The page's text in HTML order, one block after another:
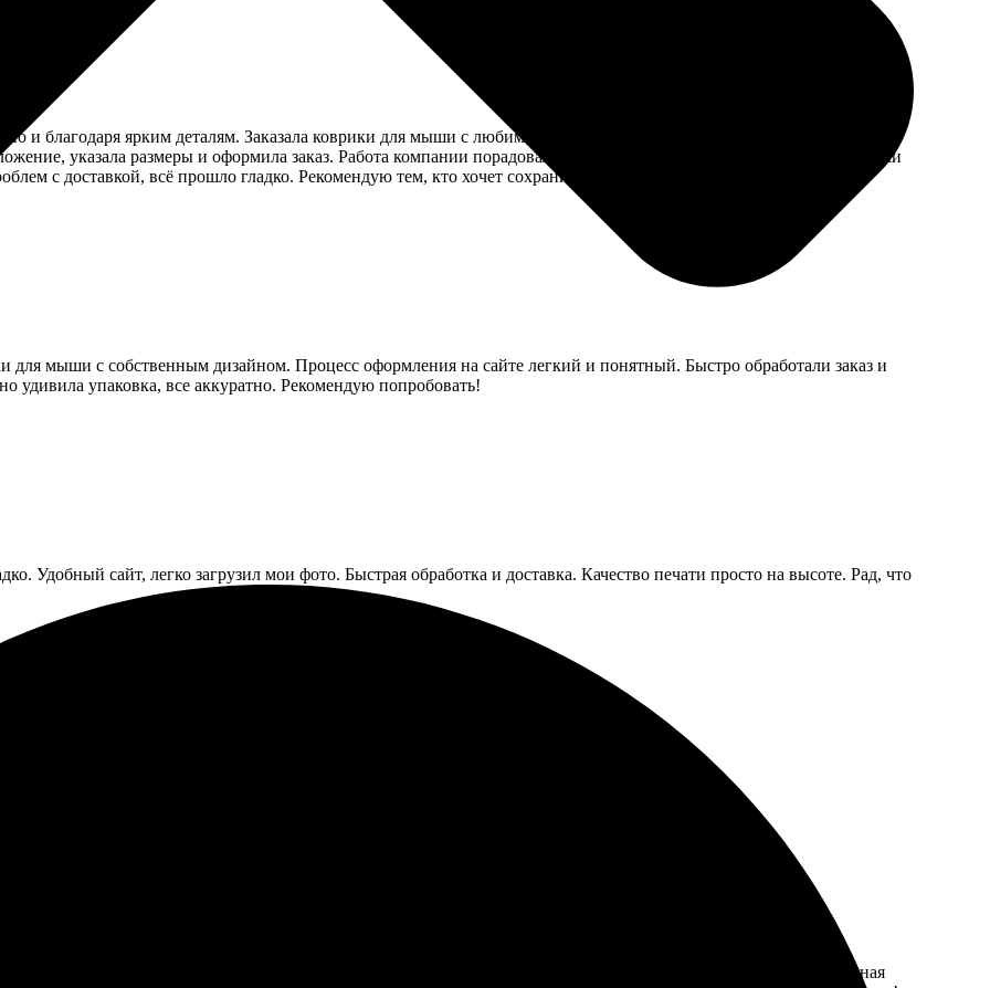
и благодаря ярким деталям. Заказала коврики для мыши с любимыми фотографиями. Порядок действий очень
указала размеры и оформила заказ. Работа компании порадовала: всё сделали быстро и качественно. Коврики
с доставкой, всё прошло гладко. Рекомендую тем, кто хочет сохранить важные моменты в удобной форме!
для мыши с собственным дизайном. Процесс оформления на сайте легкий и понятный. Быстро обработали заказ и
удивила упаковка, все аккуратно. Рекомендую попробовать!
Удобный сайт, легко загрузил мои фото. Быстрая обработка и доставка. Качество печати просто на высоте. Рад, что
для мыши, всё безупречно. Быстро, удобно, приятно работать с такими людьми!
Процесс оформления прост и понятен. Создала индивидуальный дизайн, выбрала нужные размеры. Оперативная